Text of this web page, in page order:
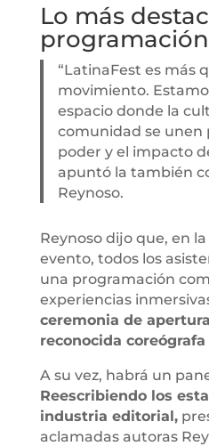
Lo más
“LatinaFest es más
movimiento.
espacio donde la
comunidad se unen
poder y el impacto
apuntó la también
Reynoso.
Reynoso dijo que, en
evento, todos los
una programación
experiencias
ceremonia de
reconocida
A su vez, habrá un
Reescribiendo los
industria editorial,
aclamadas autoras